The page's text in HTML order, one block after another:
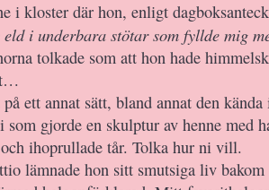
i kloster där hon, enligt
i underbara stötar som fyllde mig
tolkade som att hon hade
ett annat sätt, bland annat den
gjorde en skulptur av henne med
ihoprullade tår. Tolka hur ni vill.
lämnade hon sitt smutsiga liv